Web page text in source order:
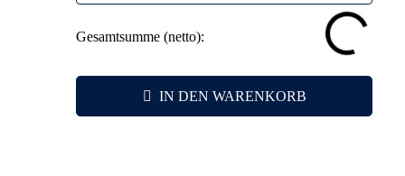
Gesamtsumme (netto):
IN DEN WARENKORB